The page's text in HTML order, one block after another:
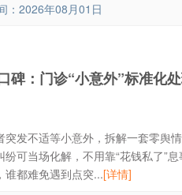
：2026年08月01日
碑：门诊“小意外”标准化
发不适等小意外，拆解一套零舆
可当场化解，不用靠“花钱私了”
谁都难免遇到点突...[详情]